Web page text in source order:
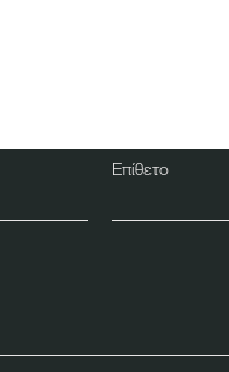
Επίθετο